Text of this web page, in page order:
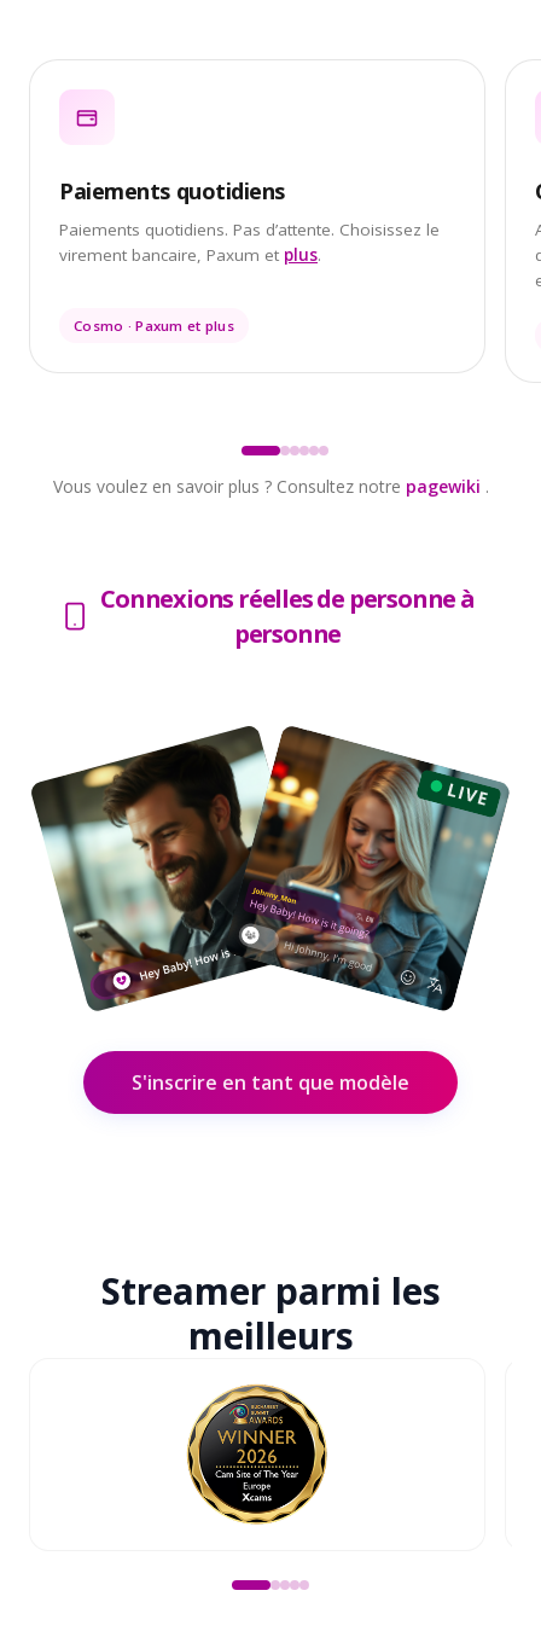
Paiements quotidiens
Paiements quotidiens. Pas d’attente. Choisissez le
virement bancaire, Paxum et plus.
Cosmo · Paxum et plus
Vous voulez en savoir plus ? Consultez notre pagewiki .
Connexions réelles de personne à
personne
S'inscrire en tant que modèle
Streamer parmi les
meilleurs